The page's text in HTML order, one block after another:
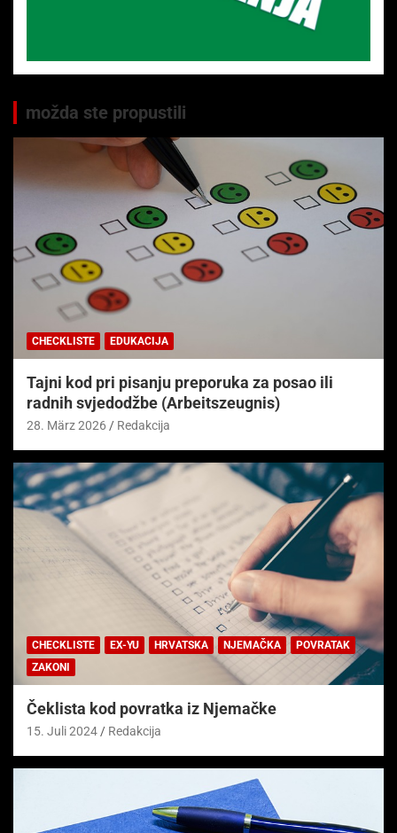
možda ste propustili
CHECKLISTE EDUKACIJA
Tajni kod pri pisanju preporuka za posao ili
radnih svjedodžbe (Arbeitszeugnis)
28. März 2026 Redakcija
CHECKLISTE EX-YU HRVATSKA NJEMAČKA
POVRATAK
ZAKONI
Čeklista kod povratka iz Njemačke
15. Juli 2024 Redakcija